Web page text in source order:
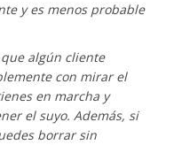
y es menos probable
algún cliente
con mirar el
en marcha y
el suyo. Además, si
borrar sin